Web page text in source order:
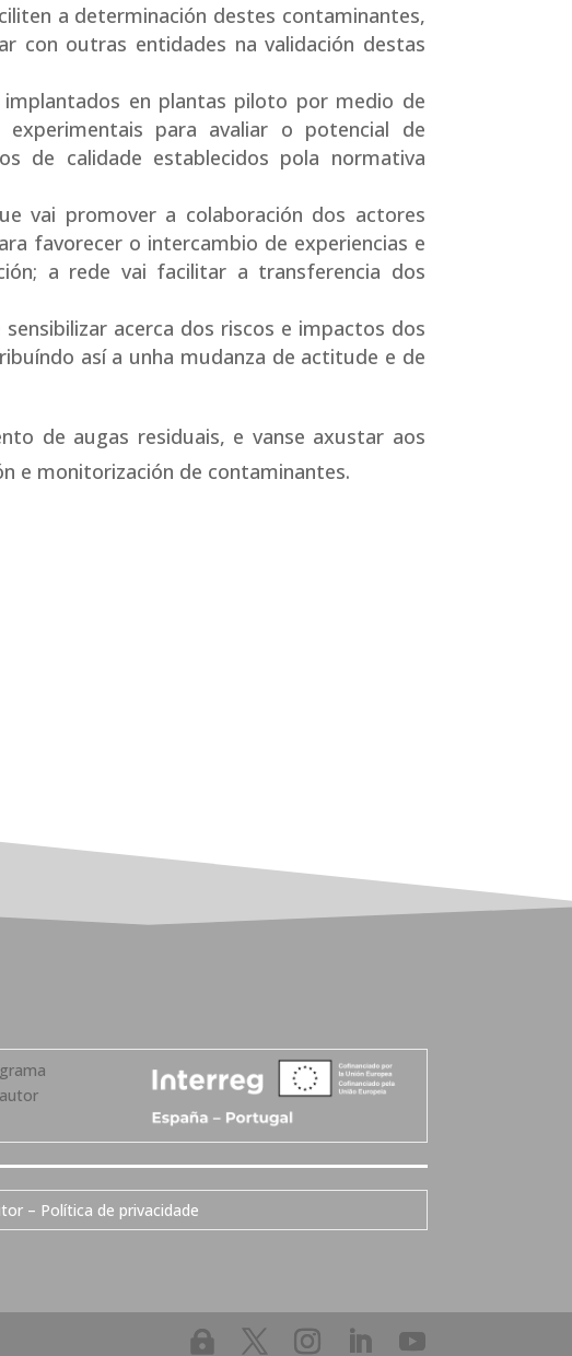
a determinación destes contaminantes,
con outras entidades na validación destas
en plantas piloto por medio de
para avaliar o potencial de
de calidade establecidos pola normativa
vai promover a colaboración dos actores
favorecer o intercambio de experiencias e
a rede vai facilitar a transferencia dos
acerca dos riscos e impactos dos
así a unha mudanza de actitude e de
de augas residuais, e vanse axustar aos
e monitorización de contaminantes.
– Política de privacidade